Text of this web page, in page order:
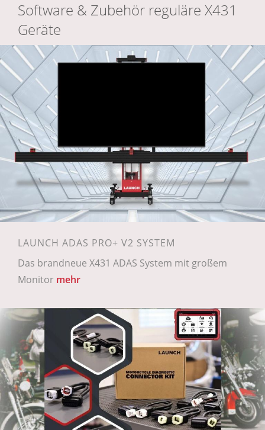
Software & Zubehör reguläre X431
Geräte
LAUNCH ADAS PRO+ V2 SYSTEM
Das brandneue X431 ADAS System mit großem
Monitor mehr